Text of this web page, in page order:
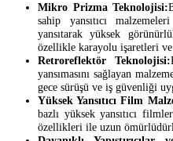
Mikro Prizma Teknolojisi:
sahip yansıtıcı
yansıtarak yüksek
özellikle karayolu işaretleri
Retroreflektör Teknolojisi:
yansımasını sağlayan
gece sürüşü ve iş güvenliği
Yüksek Yansıtıcı Film
bazlı yüksek yansıtıcı
özellikleri ile uzun